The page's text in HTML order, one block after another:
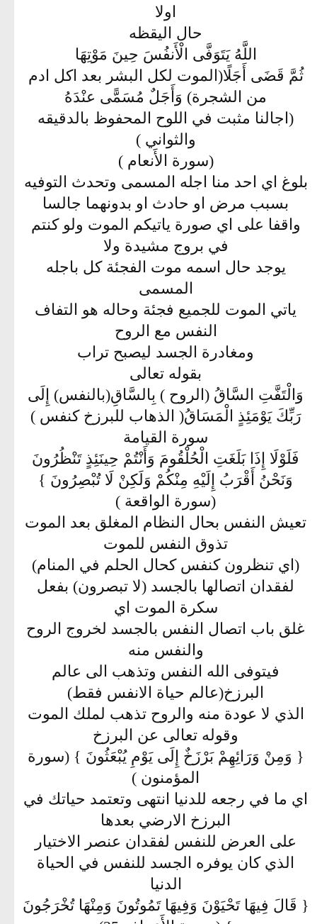
اولا
حال اليقظه
اللَّهُ يَتَوَفَّى الْأَنفُسَ حِينَ مَوْتِهَا
ثُمَّ قَضَى أَجَلًا(الموت لكل البشر بعد اكل ادم
من الشجرة) وَأَجَلٌ مُسَمًّى عنْدَهُ
(اجالنا مثبت في اللوح المحفوظ بالدقيقه
والثواني )
(سورة الأَنعام )
بلوغ اي احد منا اجله المسمى وتحدث التوفيه
بسبب مرض او حادث او بدونهما جالسا
واقفا على اي صورة ياتيكم الموت ولو كنتم
في بروج مشيدة ولا
يوجد حال اسمه موت الفجئة كل باجله
المسمى
ياتي الموت للجميع فجئة وحاله هو التفاف
النفس مع الروح
ومغادرة الجسد ليصبح تراب
بقوله تعالى
وَالْتَفَّتِ السَّاقُ (الروح ) بِالسَّاقِ(بالنفس) إِلَى
رَبِّكَ يَوْمَئِذٍ الْمَسَاقُ( الذهاب للبرزخ كنفس )
سورة القيامة
فَلَوْلَا إِذَا بَلَغَتِ الْحُلْقُومَ وَأَنْتُمْ حِينَئِذٍ تَنْظُرُونَ
وَنَحْنُ أَقْرَبُ إِلَيْهِ مِنْكُمْ وَلَكِنْ لَا تُبْصِرُونَ }
(سورة الواقعة )
تعيش النفس بحال النظام المغلق بعد الموت
تذوق النفس للموت
(اي تنظرون كنفس كحال الحلم في المنام)
لفقدان اتصالها بالجسد (لا تبصرون) بفعل
سكرة الموت اي
غلق باب اتصال النفس بالجسد لخروج الروح
والنفس منه
فيتوفى الله النفس وتذهب الى عالم
البرزخ(عالم حياة الانفس فقط)
الذي لا عودة منه والروح تذهب لملك الموت
وقوله تعالى عن البرزخ
{ وَمِنْ وَرَائِهِمْ بَرْزَخٌ إِلَى يَوْمِ يُبْعَثُونَ } (سورة
المؤمنون )
اي ما في رجعه للدنيا انتهى وتعتمد حياتك في
البرزخ الارضي بعدها
على العرض للنفس لفقدان عنصر الاختيار
الذي كان يوفره الجسد للنفس في الحياة
الدنيا
{ قَالَ فِيهَا تَحْيَوْنَ وَفِيهَا تَمُوتُونَ وَمِنْهَا تُخْرَجُونَ